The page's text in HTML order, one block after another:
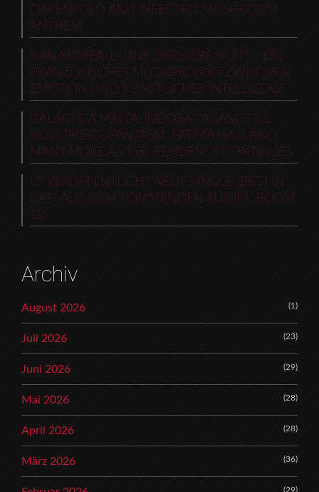
OAKENFOLD AND INFECTED MUSHROOM
ANTHEM
ILAN MOREAU: „UNE DERNIÈRE NUIT“ – EIN
FRANZÖSISCHES MUSIKPROJEKT ZWISCHEN
EMOTION UND KÜNSTLICHER INTELLIGENZ
GALACTICA MALTA: INDORA PAGANOTTO,
HOLY PRIEST, FANTASM, FATIMA HAJJI AND
MANY MORE AS THE RESIDENCY CONTINUES
LP VERÖFFENTLICHT NEUE SINGLE „BEST IN
LIFE“ AUS DEM KOMMENDEN ALBUM „ROOM
12“
Archiv
August 2026 (1)
Juli 2026 (23)
Juni 2026 (29)
Mai 2026 (28)
April 2026 (28)
März 2026 (36)
(29)